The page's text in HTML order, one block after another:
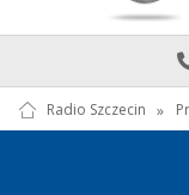
Radio Szczecin »